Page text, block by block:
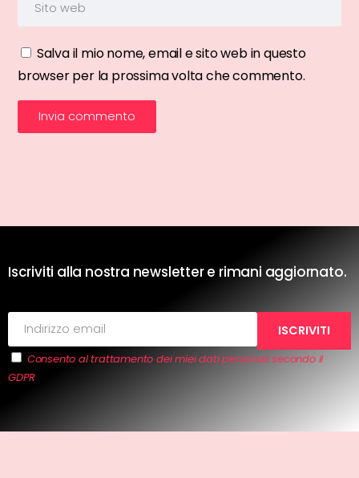
Salva il mio nome, email e sito web in questo
browser per la prossima volta che commento.
Iscriviti alla nostra newsletter e rimani aggiornato.
Consento al trattamento dei miei dati personali secondo il
GDPR